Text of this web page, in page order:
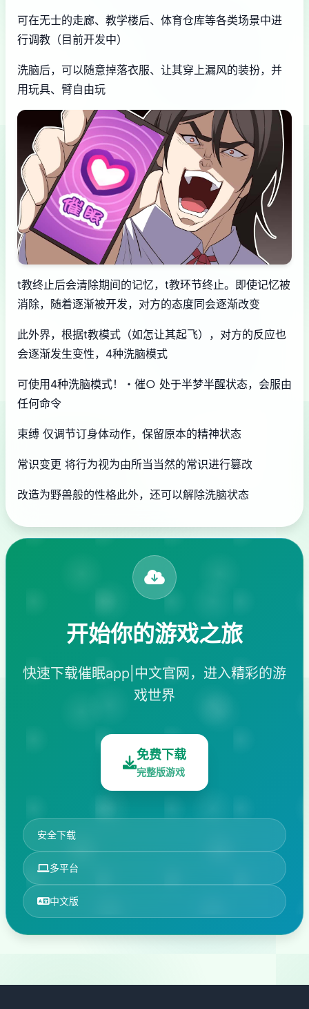
可在无士的走廊、教学楼后、体育仓库等各类场景中进
行调教（目前开发中）
洗脑后，可以随意掉落衣服、让其穿上漏风的装扮，并
用玩具、臂自由玩
t教终止后会清除期间的记忆，t教环节终止。即使记忆被
消除，随着逐渐被开发，对方的态度同会逐渐改变
此外界，根据t教模式（如怎让其起飞），对方的反应也
会逐渐发生变性，4种洗脑模式
可使用4种洗脑模式！・催○ 处于半梦半醒状态，会服由
任何命令
束缚 仅调节订身体动作，保留原本的精神状态
常识变更 将行为视为由所当当然的常识进行篡改
改造为野兽般的性格此外，还可以解除洗脑状态
开始你的游戏之旅
快速下载催眠app|中文官网，进入精彩的游
戏世界
免费下载
完整版游戏
安全下载
多平台
中文版